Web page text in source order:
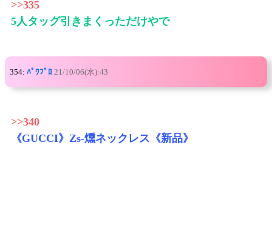
>>335
5人タッグ引きまくっただけやで
354: ﾊﾟﾜﾌﾟﾛ 21/10/06(水):43
>>340
《GUCCI》Zs-燻ネックレス《新品》